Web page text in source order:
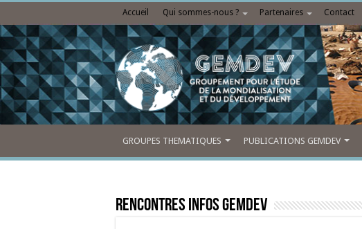
Accueil Qui sommes-nous ? Partenaires Contact
GROUPES THEMATIQUES PUBLICATIONS GEMDEV
Rencontres Infos Gemdev